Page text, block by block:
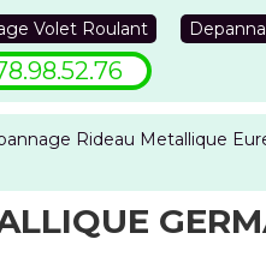
Volet Roulant
Rideau Metallique